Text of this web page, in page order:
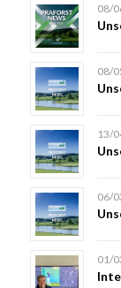
08/
08/
13/
06/
01/